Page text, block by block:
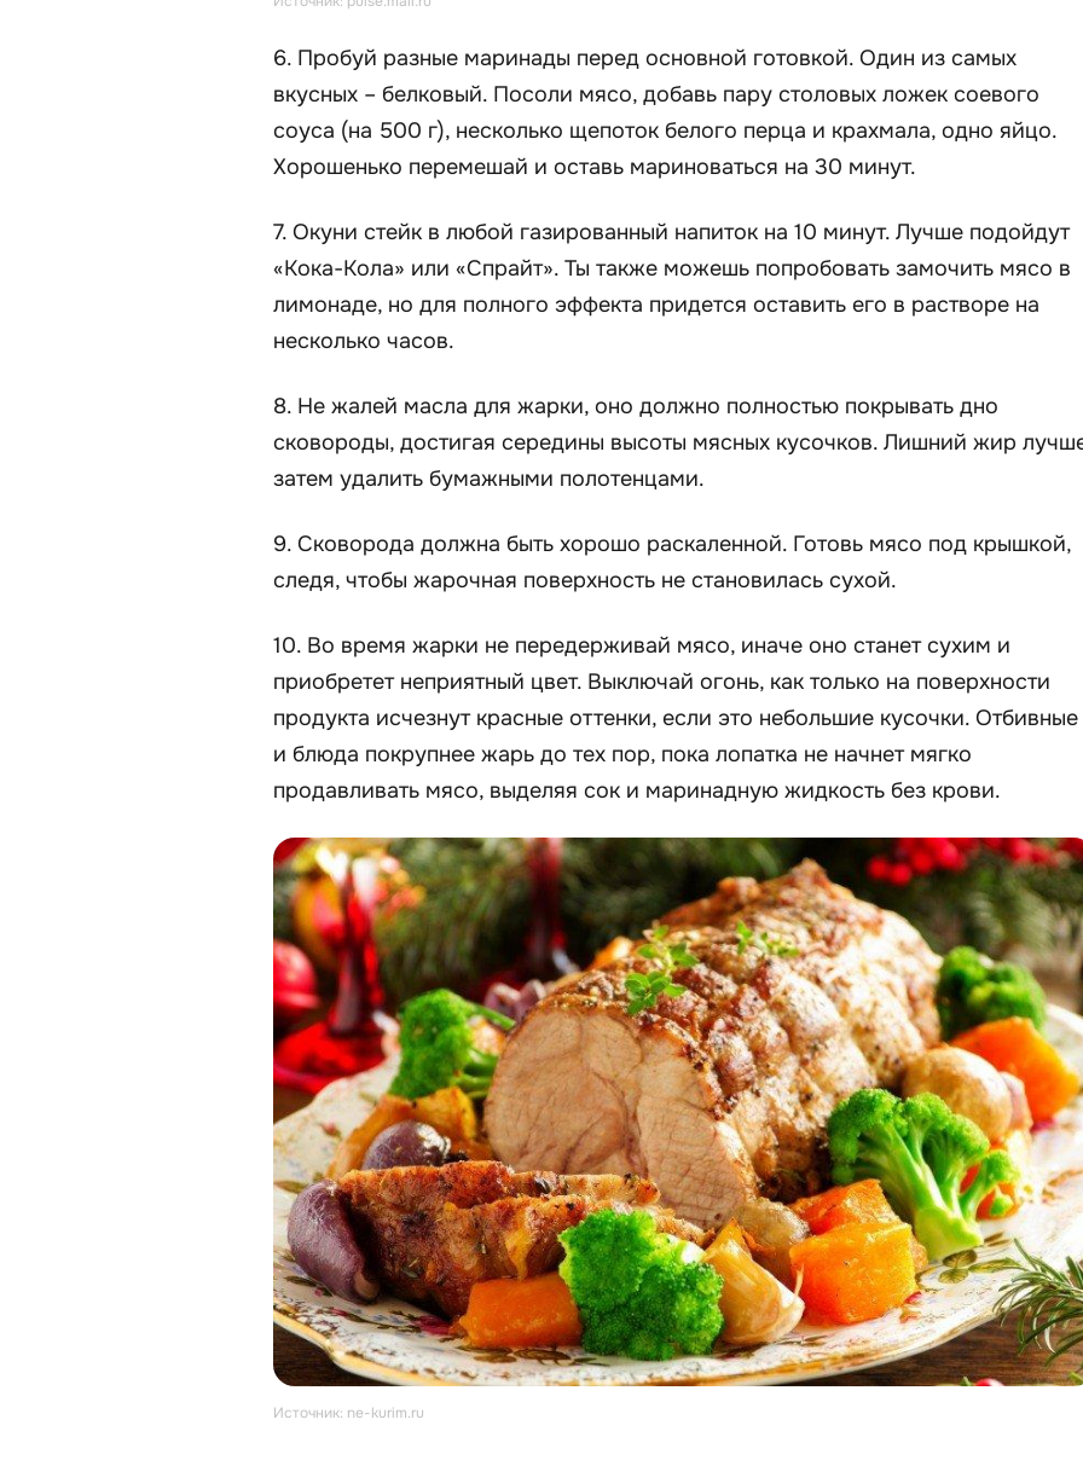
6. Пробуй разные маринады перед основной готовкой. Один из самых
вкусных – белковый. Посоли мясо, добавь пару столовых ложек соевого
соуса (на 500 г), несколько щепоток белого перца и крахмала, одно яйцо.
Хорошенько перемешай и оставь мариноваться на 30 минут.
7. Окуни стейк в любой газированный напиток на 10 минут. Лучше подойдут
«Кока-Кола» или «Спрайт». Ты также можешь попробовать замочить мясо в
лимонаде, но для полного эффекта придется оставить его в растворе на
несколько часов.
8. Не жалей масла для жарки, оно должно полностью покрывать дно
сковороды, достигая середины высоты мясных кусочков. Лишний жир
затем удалить бумажными полотенцами.
9. Сковорода должна быть хорошо раскаленной. Готовь мясо под крышкой,
следя, чтобы жарочная поверхность не становилась сухой.
10. Во время жарки не передерживай мясо, иначе оно станет сухим и
приобретет неприятный цвет. Выключай огонь, как только на поверхности
продукта исчезнут красные оттенки, если это небольшие кусочки. Отбивные
и блюда покрупнее жарь до тех пор, пока лопатка не начнет мягко
продавливать мясо, выделяя сок и маринадную жидкость без крови.
Источник: ne-kurim.ru